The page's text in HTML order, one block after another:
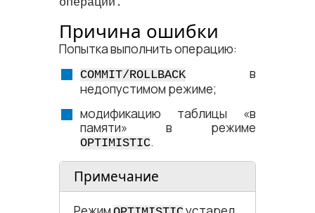
Причина ошибки
Попытка выполнить операцию:
COMMIT/ROLLBACK
в
недопустимом режиме;
модификацию таблицы «в
памяти» в режиме
OPTIMISTIC.
Примечание